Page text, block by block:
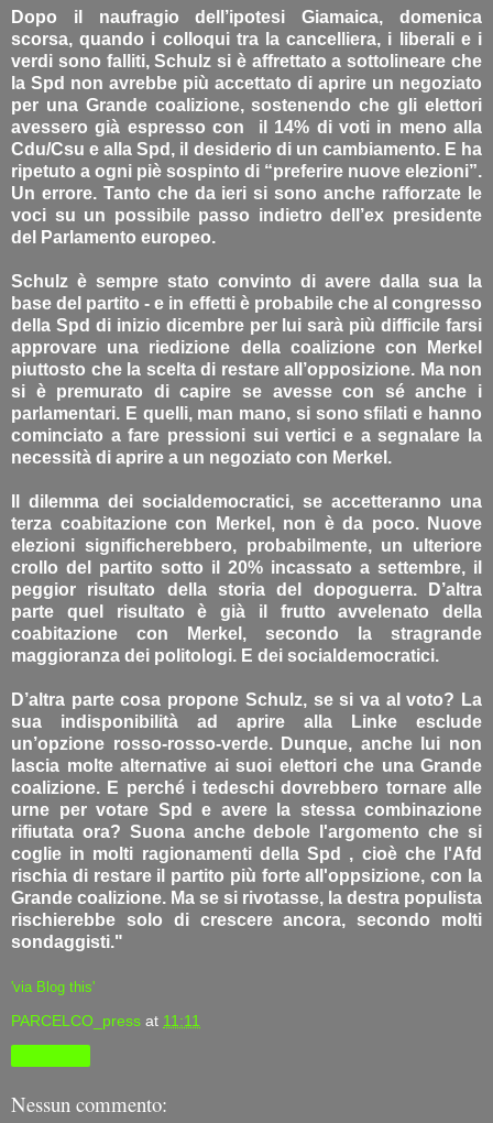
Dopo il naufragio dell’ipotesi Giamaica, domenica
scorsa, quando i colloqui tra la cancelliera, i liberali e i
verdi sono falliti, Schulz si è affrettato a sottolineare che
la Spd non avrebbe più accettato di aprire un negoziato
per una Grande coalizione, sostenendo che gli elettori
avessero già espresso con il 14% di voti in meno alla
Cdu/Csu e alla Spd, il desiderio di un cambiamento. E ha
ripetuto a ogni piè sospinto di “preferire nuove elezioni”.
Un errore. Tanto che da ieri si sono anche rafforzate le
voci su un possibile passo indietro dell’ex presidente
del Parlamento europeo.
Schulz è sempre stato convinto di avere dalla sua la
base del partito - e in effetti è probabile che al congresso
della Spd di inizio dicembre per lui sarà più difficile farsi
approvare una riedizione della coalizione con Merkel
piuttosto che la scelta di restare all’opposizione. Ma non
si è premurato di capire se avesse con sé anche i
parlamentari. E quelli, man mano, si sono sfilati e hanno
cominciato a fare pressioni sui vertici e a segnalare la
necessità di aprire a un negoziato con Merkel.
Il dilemma dei socialdemocratici, se accetteranno una
terza coabitazione con Merkel, non è da poco. Nuove
elezioni significherebbero, probabilmente, un ulteriore
crollo del partito sotto il 20% incassato a settembre, il
peggior risultato della storia del dopoguerra. D’altra
parte quel risultato è già il frutto avvelenato della
coabitazione con Merkel, secondo la stragrande
maggioranza dei politologi. E dei socialdemocratici.
D’altra parte cosa propone Schulz, se si va al voto? La
sua indisponibilità ad aprire alla Linke esclude
un’opzione rosso-rosso-verde. Dunque, anche lui non
lascia molte alternative ai suoi elettori che una Grande
coalizione. E perché i tedeschi dovrebbero tornare alle
urne per votare Spd e avere la stessa combinazione
rifiutata ora? Suona anche debole l'argomento che si
coglie in molti ragionamenti della Spd , cioè che l'Afd
rischia di restare il partito più forte all'oppsizione, con la
Grande coalizione. Ma se si rivotasse, la destra populista
rischierebbe solo di crescere ancora, secondo molti
sondaggisti."
'via Blog this'
PARCELCO_press at 11:11
Nessun commento: